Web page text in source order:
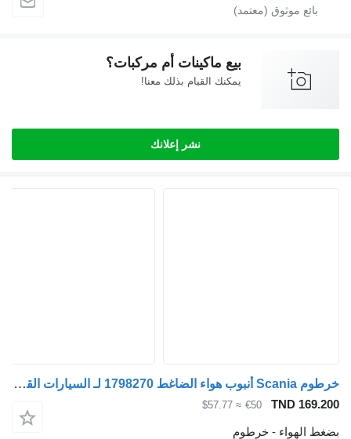
بيع ماكينات أم مركبات؟
يمكنك القيام بذلك معنا!
نشر إعلانك
خرطوم Scania أنبوب هواء الضاغط 1798270 لـ السيارات القاطرة Scania G450
TND
€50
≈ $57.77
الهواء - خرطوم